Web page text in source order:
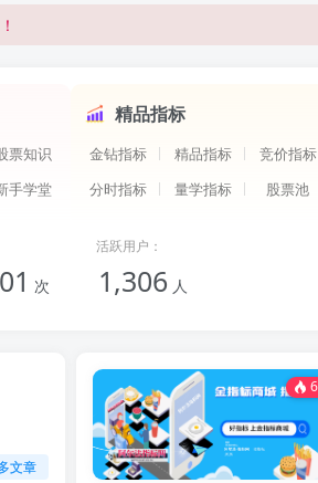
票知识
手学堂
精品指标
金钻指标 精品指标
竞价指标
分时指标
量学指标 股票池
次
活跃用户：
1,306 人
文章